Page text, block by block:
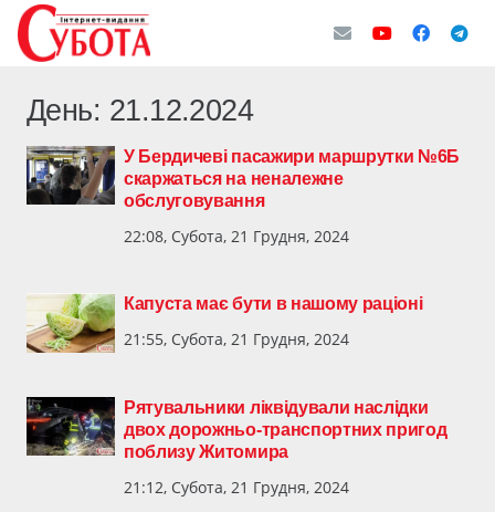
День: 21.12.2024
У Бердичеві пасажири маршрутки №6Б
скаржаться на неналежне
обслуговування
22:08, Субота, 21 Грудня, 2024
Капуста має бути в нашому раціоні
21:55, Субота, 21 Грудня, 2024
Рятувальники ліквідували наслідки
двох дорожньо-транспортних пригод
поблизу Житомира
21:12, Субота, 21 Грудня, 2024